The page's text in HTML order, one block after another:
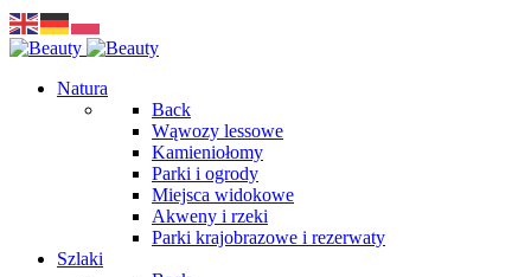
Natura
Back
Wąwozy lessowe
Kamieniołomy
Parki i ogrody
Miejsca widokowe
Akweny i rzeki
Parki krajobrazowe i rezerwaty
Szlaki